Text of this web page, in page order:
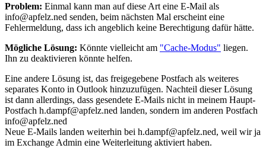
Problem: Einmal kann man auf diese Art eine E-Mail als
info@apfelz.ned senden, beim nächsten Mal erscheint eine
Fehlermeldung, dass ich angeblich keine Berechtigung dafür hätte.
Mögliche Lösung: Könnte vielleicht am "Cache-Modus" liegen.
Ihn zu deaktivieren könnte helfen.
Eine andere Lösung ist, das freigegebene Postfach als weiteres
separates Konto in Outlook hinzuzufügen. Nachteil dieser Lösung
ist dann allerdings, dass gesendete E-Mails nicht in meinem Haupt-
Postfach h.dampf@apfelz.ned landen, sondern im anderen Postfach
info@apfelz.ned
Neue E-Mails landen weiterhin bei h.dampf@apfelz.ned, weil wir ja
im Exchange Admin eine Weiterleitung aktiviert haben.